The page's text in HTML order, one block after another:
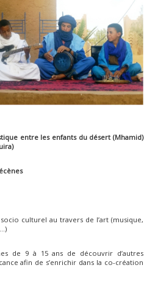
entre les enfants du désert (Mhamid)
culturel au travers de l’art (musique,
de 9 à 15 ans de découvrir d’autres
afin de s’enrichir dans la co-création